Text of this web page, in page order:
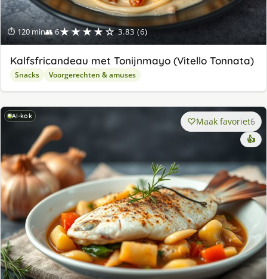
⏱ 120 min👥 6★★★★☆ 3.83 (6)
Kalfsfricandeau met Tonijnmayo (Vitello Tonnata)
Snacks Voorgerechten & amuses
AI-kok Maak favoriet6
👍